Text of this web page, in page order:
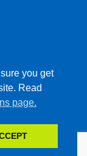
you get
Read
page.